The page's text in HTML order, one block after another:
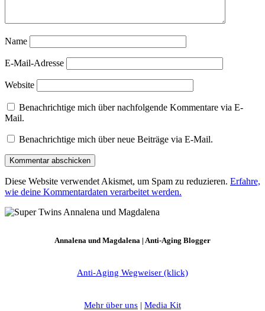
Name
E-Mail-Adresse
Website
Benachrichtige mich über nachfolgende Kommentare via E-
Mail.
Benachrichtige mich über neue Beiträge via E-Mail.
Diese Website verwendet Akismet, um Spam zu reduzieren. Erfahre,
wie deine Kommentardaten verarbeitet werden.
Annalena und Magdalena | Anti-Aging Blogger
Anti-Aging Wegweiser (klick)
Mehr über uns | Media Kit